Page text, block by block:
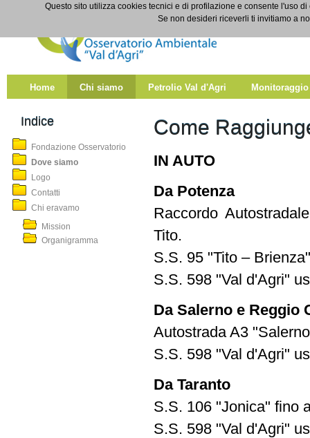
Salta al contenuto
Dove siamo
Home Chi siamo Petrolio Val d'Agri Monitoraggio
Indice
Fondazione Osservatorio
Dove siamo
Logo
Contatti
Chi eravamo
Mission
Organigramma
Come
IN AUTO
Da Potenza
Raccordo
Tito.
S.S. 95 "Tito –
S.S. 598 "Val d'Agri"
Da Salerno e Reggio
Autostrada A3
S.S. 598 "Val d'Agri"
Da Taranto
S.S. 106 "Jonica" fino
S.S. 598 "Val d'Agri"
Questo sito utilizza cookies tecnici e di profilazione e consente l'uso
Se non desideri riceverli ti invitiamo a